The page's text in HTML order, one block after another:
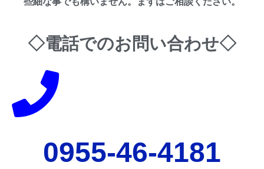
◇電話でのお問い合わせ◇
0955-46-4181